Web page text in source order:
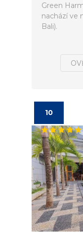
Green
nachází ve
Bali).
10